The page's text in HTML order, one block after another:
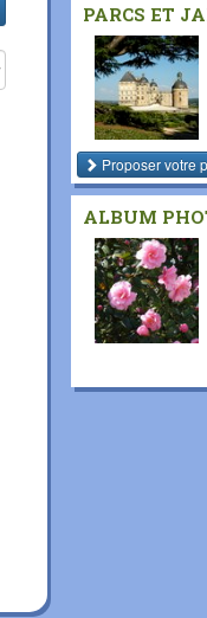
PARCS ET
Proposer votre
ALBUM